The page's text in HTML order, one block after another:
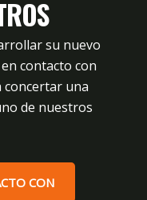
su nuevo
contacto con
una
de nuestros
CON